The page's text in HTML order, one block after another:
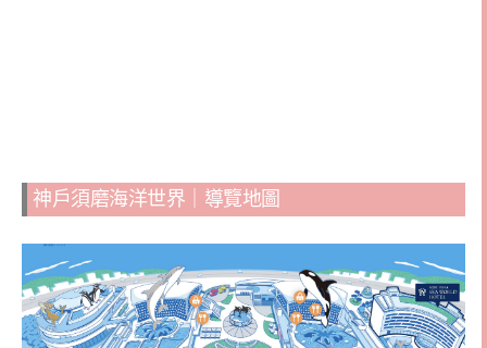
神戶須磨海洋世界｜導覽地圖